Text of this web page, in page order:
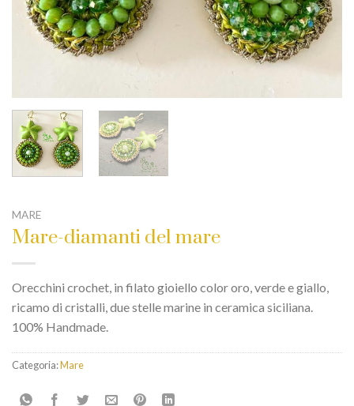
MARE
Mare-diamanti del mare
Orecchini crochet, in filato gioiello color oro, verde e giallo,
ricamo di cristalli, due stelle marine in ceramica siciliana.
100% Handmade.
Categoria:Mare